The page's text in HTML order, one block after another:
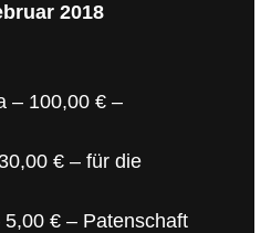
2018
– 100,00 € –
€ – für die
€ – Patenschaft